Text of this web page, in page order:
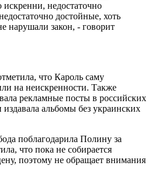
искренни, недостаточно
достойные, хоть
нарушали закон, - говорит
что Кароль саму
на неискренности. Также
рекламные посты в российских
издавала альбомы без украинских
поблагодарила Полину за
что пока не собирается
поэтому не обращает внимания